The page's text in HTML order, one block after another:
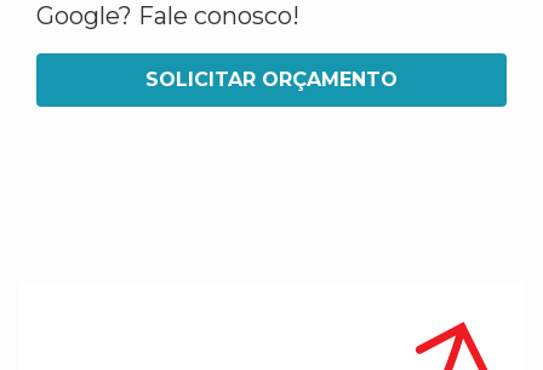
Google? Fale conosco!
SOLICITAR ORÇAMENTO